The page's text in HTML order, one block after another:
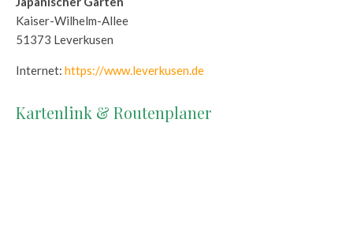
Kaiser-Wilhelm-Allee
51373 Leverkusen
Internet: https://www.leverkusen.de
Kartenlink & Routenplaner